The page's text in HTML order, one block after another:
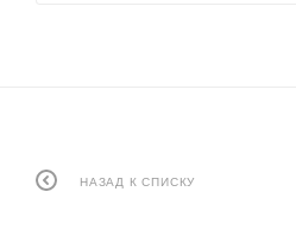
НАЗАД К СПИСКУ